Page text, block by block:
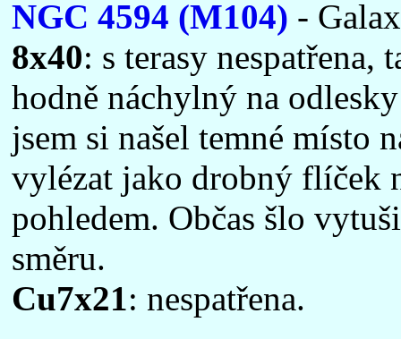
NGC 4594 (M104) -
8x40: s terasy
hodně náchylný na
jsem si našel temné místo
vylézat jako drobný flíček
pohledem. Občas šlo
směru.
Cu7x21: nespatřena.